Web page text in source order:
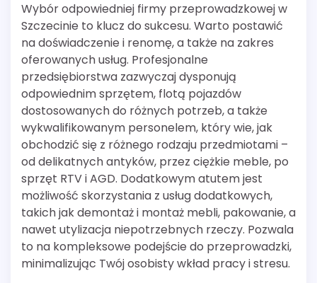
Wybór odpowiedniej firmy przeprowadzkowej w
Szczecinie to klucz do sukcesu. Warto postawić
na doświadczenie i renomę, a także na zakres
oferowanych usług. Profesjonalne
przedsiębiorstwa zazwyczaj dysponują
odpowiednim sprzętem, flotą pojazdów
dostosowanych do różnych potrzeb, a także
wykwalifikowanym personelem, który wie, jak
obchodzić się z różnego rodzaju przedmiotami –
od delikatnych antyków, przez ciężkie meble, po
sprzęt RTV i AGD. Dodatkowym atutem jest
możliwość skorzystania z usług dodatkowych,
takich jak demontaż i montaż mebli, pakowanie, a
nawet utylizacja niepotrzebnych rzeczy. Pozwala
to na kompleksowe podejście do przeprowadzki,
minimalizując Twój osobisty wkład pracy i stresu.